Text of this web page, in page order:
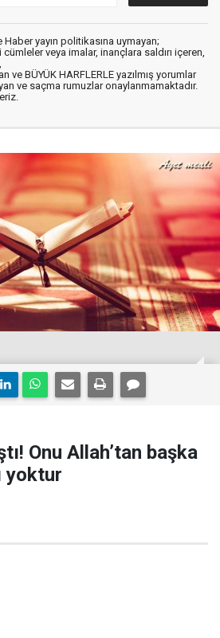
Haber yayın politikasına uymayan;
veya imalar, inançlara saldırı içeren,
ve BÜYÜK HARFLERLE yazılmış yorumlar
ve saçma rumuzlar onaylanmamaktadır.
Onu Allah’tan başka
yoktur